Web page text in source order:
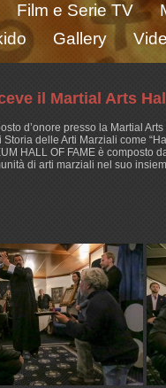
Film e Serie TV
Gallery
il Martial Arts
d’onore presso la Martial
delle Arti Marziali come
HALL OF FAME è composto
di arti marziali nel suo